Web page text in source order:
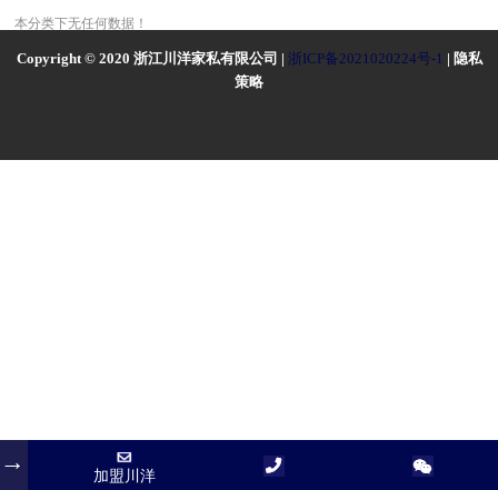
本分类下无任何数据！
Copyright © 2020 浙江川洋家私有限公司 | 浙ICP备2021020224号-1 | 隐私
策略
加盟川洋
加盟川洋